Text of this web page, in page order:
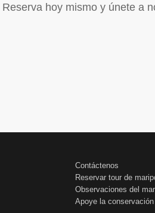
Reserva hoy mismo y únete a
Contáctenos
Reservar tour de
Observaciones del
Apoye la conservación